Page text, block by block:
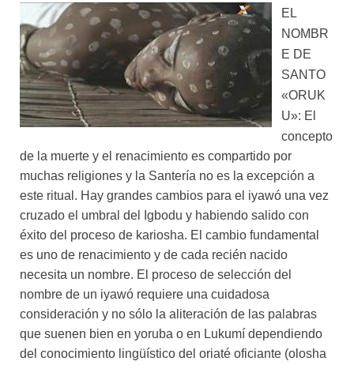
EL
NOMBR
E DE
SANTO
«ORUK
U»: El
concepto
de la muerte y el renacimiento es compartido por
muchas religiones y la Santería no es la excepción a
este ritual. Hay grandes cambios para el iyawó una vez
cruzado el umbral del Igbodu y habiendo salido con
éxito del proceso de kariosha. El cambio fundamental
es uno de renacimiento y de cada recién nacido
necesita un nombre. El proceso de selección del
nombre de un iyawó requiere una cuidadosa
consideración y no sólo la aliteración de las palabras
que suenen bien en yoruba o en Lukumí dependiendo
del conocimiento lingüístico del oriaté oficiante (olosha